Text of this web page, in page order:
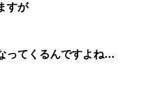
すが
ってくるんですよね…